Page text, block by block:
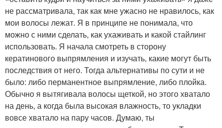
не рассматривала, так как мне ужасно не нравилось, как
мои волосы лежат. Я в принципе не понимала, что
можно с ними сделать, как ухаживать и какой стайлинг
использовать. Я начала смотреть в сторону
кератинового выпрямления и изучать, какие могут быть
последствия от него. Тогда альтернативы по сути и не
было: либо перманентное выпрямление, либо плойка.
Обычно я вытягивала волосы щеткой, но этого хватало
на день, а когда была высокая влажность, то укладки
вовсе хватало на пару часов. Думаю, ты